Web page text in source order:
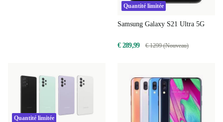
Quantité limitée
Samsung Galaxy S21 Ultra 5G
€ 289,99 € 1299 (Nouveau)
Quantité limitée